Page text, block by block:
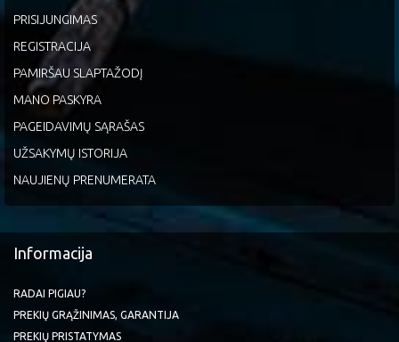
PRISIJUNGIMAS
REGISTRACIJA
PAMIRŠAU SLAPTAŽODĮ
MANO PASKYRA
PAGEIDAVIMŲ SĄRAŠAS
UŽSAKYMŲ ISTORIJA
NAUJIENŲ PRENUMERATA
Informacija
RADAI PIGIAU?
PREKIŲ GRĄŽINIMAS, GARANTIJA
PREKIŲ PRISTATYMAS